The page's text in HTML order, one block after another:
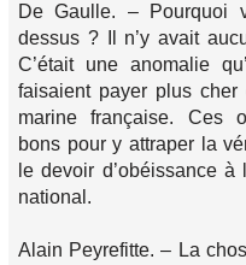
De Gaulle. – Pourquoi
dessus ? Il n’y avait
C’était une anomalie
faisaient payer plus cher
marine française. Ces
bons pour y attraper la
le devoir d’obéissance
national.
Alain Peyrefitte. – La